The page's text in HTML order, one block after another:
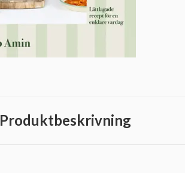
Produktbeskrivning